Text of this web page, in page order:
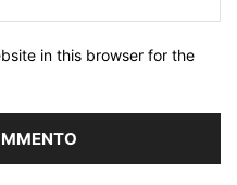
in this browser for the